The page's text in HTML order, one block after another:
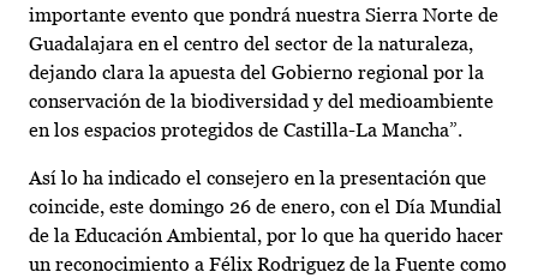
importante evento que pondrá nuestra Sierra Norte de
Guadalajara en el centro del sector de la naturaleza,
dejando clara la apuesta del Gobierno regional por la
conservación de la biodiversidad y del medioambiente
en los espacios protegidos de Castilla-La Mancha”.
Así lo ha indicado el consejero en la presentación que
coincide, este domingo 26 de enero, con el Día Mundial
de la Educación Ambiental, por lo que ha querido hacer
un reconocimiento a Félix Rodriguez de la Fuente como